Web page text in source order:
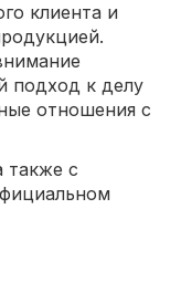
клиента и
подход к делу
отношения с
также с